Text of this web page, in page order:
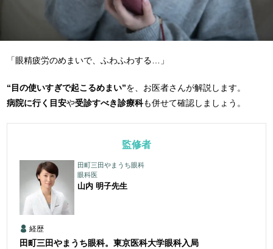
「眼精疲労のめまいで、ふわふわする…」
“目の使いすぎで起こるめまい”を、お医者さんが解説します。
病院に行く目安や受診すべき診療科も併せて確認しましょう。
監修者
田町三田やまうち眼科
眼科医
山内 明子先生
経歴
田町三田やまうち眼科。東京医科大学眼科入局